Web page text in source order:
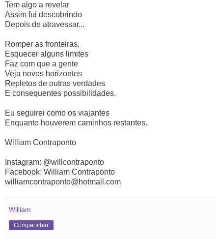
Tem algo a revelar
Assim fui descobrindo
Depois de atravessar...
Romper as fronteiras,
Esquecer alguns limites
Faz com que a gente
Veja novos horizontes
Repletos de outras verdades
E consequentes possibilidades.
Eu seguirei como os viajantes
Enquanto houverem caminhos restantes.
William Contraponto
Instagram: @willcontraponto
Facebook: William Contraponto
williamcontraponto@hotmail.com
William
Compartilhar